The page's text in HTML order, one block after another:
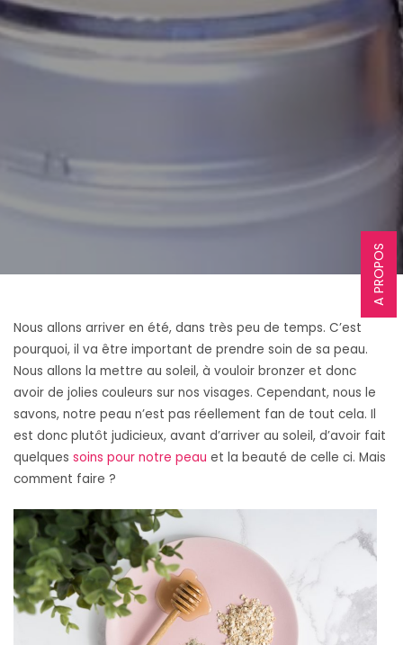
A PROPOS
Nous allons arriver en été, dans très peu de temps. C’est
pourquoi, il va être important de prendre soin de sa peau.
Nous allons la mettre au soleil, à vouloir bronzer et donc
avoir de jolies couleurs sur nos visages. Cependant, nous le
savons, notre peau n’est pas réellement fan de tout cela. Il
est donc plutôt judicieux, avant d’arriver au soleil, d’avoir fait
quelques soins pour notre peau et la beauté de celle ci. Mais
comment faire ?